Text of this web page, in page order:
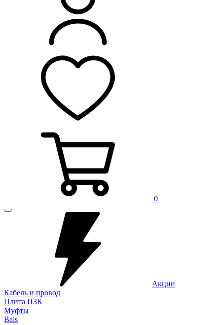
0
Акции
Кабель и провод
Плита ПЗК
Муфты
Bals